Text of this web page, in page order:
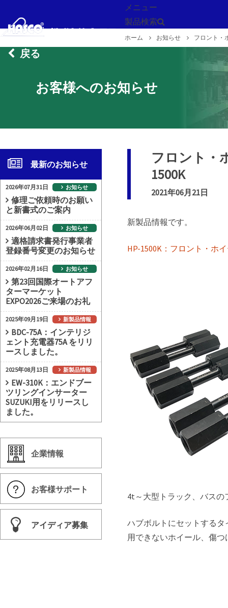
メニュー
製品検索
ホーム お知らせ フロント・
お客様へのお知らせ
フロント・
1500K
2021年06月21日
新製品情報です。
HP-1500K：フロント・ホ
4t～大型トラック、バスの
ハブボルトにセットする
用できないホイール、傷
最新のお知らせ
2026年07月31日 お知らせ
修理ご依頼時のお願い
と新書式のご案内
2026年06月02日 お知らせ
適格請求書発行事業者
登録番号変更のお知らせ
2026年02月16日 お知らせ
第23回国際オートアフ
ターマーケット
EXPO2026ご来場のお礼
2025年09月19日 新製品情報
BDC-75A：インテリジ
ェント充電器75A をリリ
ースしました。
2025年08月13日 新製品情報
EW-310K：エンドブー
ツリングインサーター
SUZUKI用をリリースし
ました。
企業情報
お客様サポート
アイディア募集
戻る